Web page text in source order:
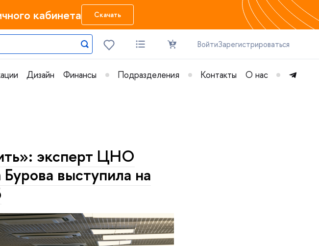
кабинета Скачать
ВойтиЗарегистрироваться
Дизайн Финансы Подразделения Контакты О нас
эксперт ЦНО
выступила на